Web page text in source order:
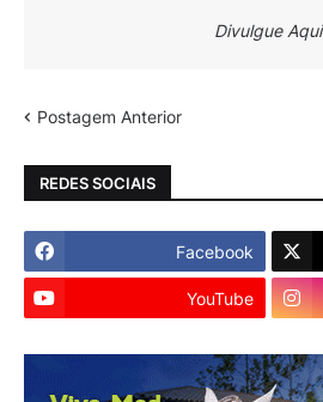
Divulgue Aqui
Postagem Anterior
REDES SOCIAIS
Facebook
YouTube